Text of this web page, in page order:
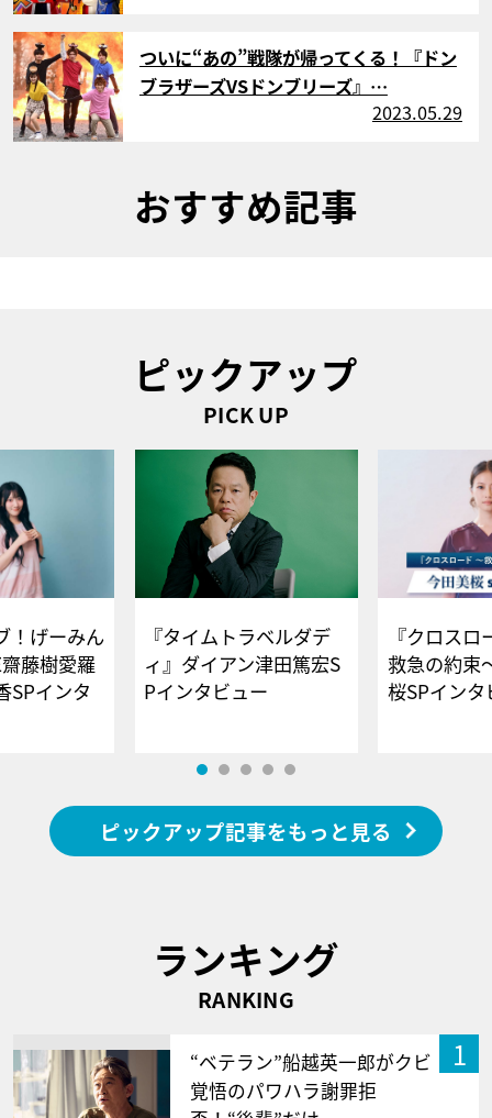
サムネイル
ついに“あの”戦隊が帰ってくる！『ドン
ブラザーズVSドンブリーズ』…
2023.05.29
おすすめ記事
ピックアップ
PICK UP
！げーみん
藤樹愛羅
SPインタ
『タイムトラベルダデ
ィ』ダイアン津田篤宏S
Pインタビュー
『クロス
救急の約束
桜SPイ
ピックアップ記事をもっと見る
ランキング
RANKING
1
“ベテラン”船越英一郎がクビ
覚悟のパワハラ謝罪拒